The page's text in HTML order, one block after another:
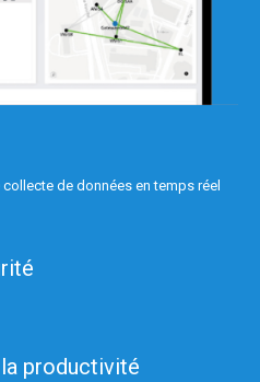
de données en temps réel
productivité